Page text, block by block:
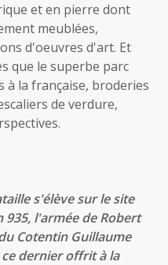
et en pierre dont
meublées,
d'oeuvres d'art. Et
que le superbe parc
la française, broderies
de verdure,
s'élève sur le site
l'armée de Robert
Cotentin Guillaume
dernier offrit à la